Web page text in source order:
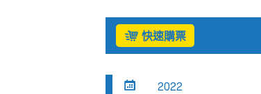
快速購票
2022